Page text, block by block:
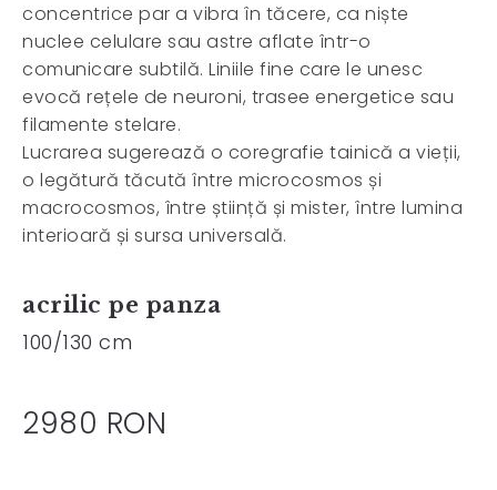
concentrice par a vibra în tăcere, ca niște
nuclee celulare sau astre aflate într-o
comunicare subtilă. Liniile fine care le unesc
evocă rețele de neuroni, trasee energetice sau
filamente stelare.
Lucrarea sugerează o coregrafie tainică a vieții,
o legătură tăcută între microcosmos și
macrocosmos, între știință și mister, între lumina
interioară și sursa universală.
acrilic pe panza
100/130 cm
2980 RON